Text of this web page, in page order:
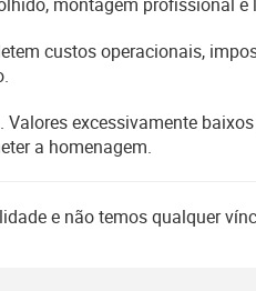
custos operacionais,
excessivamente
a homenagem.
e não temos qualquer